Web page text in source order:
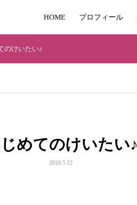
HOME プロフィール
のけいたい♪
めてのけいたい♪
2016.5.12